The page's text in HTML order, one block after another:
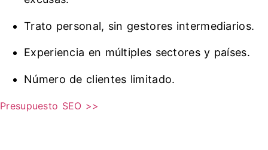
Trato personal, sin gestores intermediarios.
Experiencia en múltiples sectores y países.
Número de clientes limitado.
Presupuesto SEO >>